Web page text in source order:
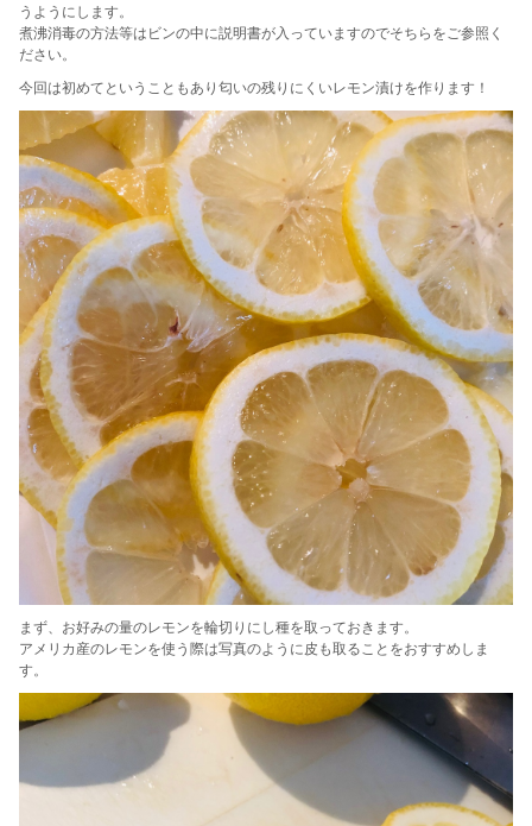
うようにします。
煮沸消毒の方法等はビンの中に説明書が入っていますのでそちらをご参照く
ださい。
今回は初めてということもあり匂いの残りにくいレモン漬けを作ります！
まず、お好みの量のレモンを輪切りにし種を取っておきます。
アメリカ産のレモンを使う際は写真のように皮も取ることをおすすめしま
す。